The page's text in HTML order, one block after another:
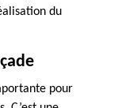
du
pour